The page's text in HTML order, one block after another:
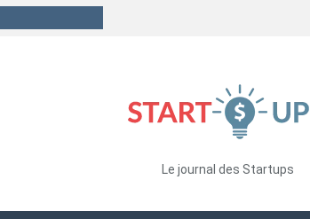
Le journal des Startups